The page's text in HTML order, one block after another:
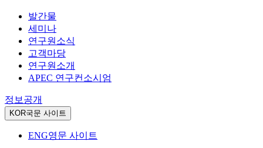
발간물
세미나
연구원소식
고객마당
연구원소개
APEC 연구컨소시엄
정보공개
KOR국문 사이트
ENG영문 사이트